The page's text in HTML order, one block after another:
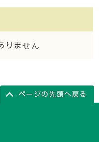
りません
ページの先頭へ戻る